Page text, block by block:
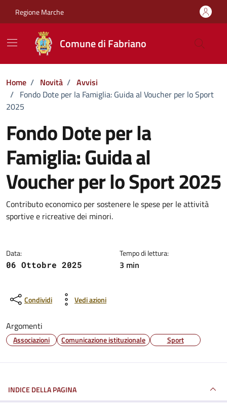
Regione Marche
Comune di Fabriano
Home / Novità / Avvisi
/ Fondo Dote per la Famiglia: Guida al Voucher per lo Sport
2025
Fondo Dote per la
Famiglia: Guida al
Voucher per lo Sport 2025
Dettagli della notizia
Contributo economico per sostenere le spese per le attività
sportive e ricreative dei minori.
Data:
06 Ottobre 2025
Tempo di lettura:
3 min
Condividi Vedi azioni
Argomenti
Associazioni Comunicazione istituzionale Sport
INDICE DELLA PAGINA